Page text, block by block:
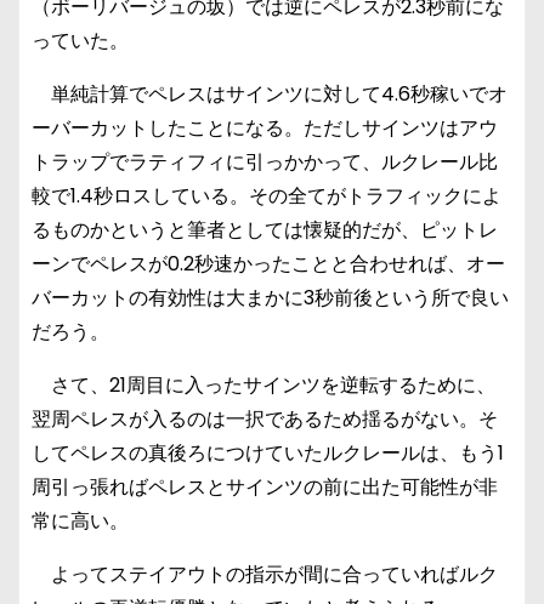
（ボーリバージュの坂）では逆にペレスが2.3秒前にな
っていた。
単純計算でペレスはサインツに対して4.6秒稼いでオ
ーバーカットしたことになる。ただしサインツはアウ
トラップでラティフィに引っかかって、ルクレール比
較で1.4秒ロスしている。その全てがトラフィックによ
るものかというと筆者としては懐疑的だが、ピットレ
ーンでペレスが0.2秒速かったことと合わせれば、オー
バーカットの有効性は大まかに3秒前後という所で良い
だろう。
さて、21周目に入ったサインツを逆転するために、
翌周ペレスが入るのは一択であるため揺るがない。そ
してペレスの真後ろにつけていたルクレールは、もう1
周引っ張ればペレスとサインツの前に出た可能性が非
常に高い。
よってステイアウトの指示が間に合っていればルク